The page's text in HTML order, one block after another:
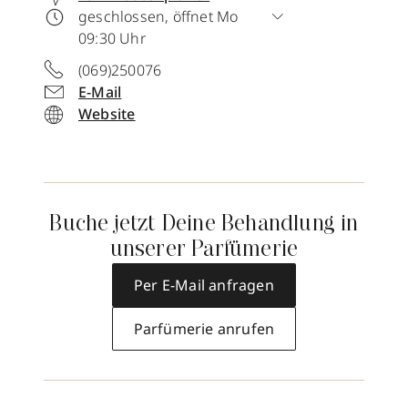
geschlossen, öffnet Mo
09:30 Uhr
(069)250076
E-Mail
Website
Buche jetzt Deine Behandlung in
unserer Parfümerie
Per E-Mail anfragen
Parfümerie anrufen